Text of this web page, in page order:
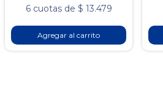
6 cuotas de $ 13.479
Agregar al carrito